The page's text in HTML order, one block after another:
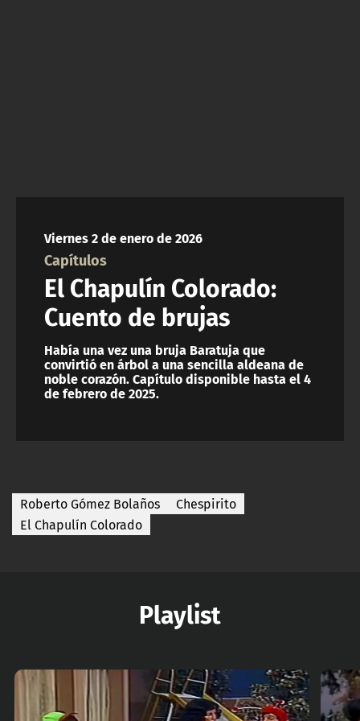
Viernes 2 de enero de 2026
Capítulos
El Chapulín Colorado:
Cuento de brujas
Había una vez una bruja Baratuja que
convirtió en árbol a una sencilla aldeana de
noble corazón. Capítulo disponible hasta el 4
de febrero de 2025.
Roberto Gómez Bolaños
Chespirito
El Chapulín Colorado
Playlist